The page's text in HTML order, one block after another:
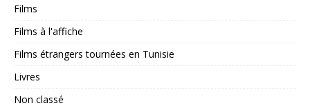
Films
Films à l'affiche
Films étrangers tournées en Tunisie
Livres
Non classé